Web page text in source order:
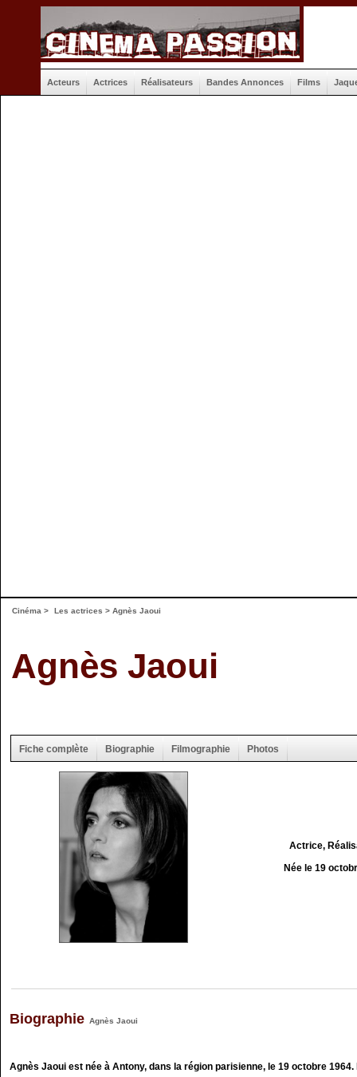
Acteurs Actrices Réalisateurs Bandes Annonces Films
Cinéma > Les actrices > Agnès Jaoui
Agnès Jaoui
Fiche complète Biographie Filmographie Photos
Actrice,
Née le 19
Biographie Agnès Jaoui
Agnès Jaoui est née à Antony, dans la région parisienne, le 19 octobre